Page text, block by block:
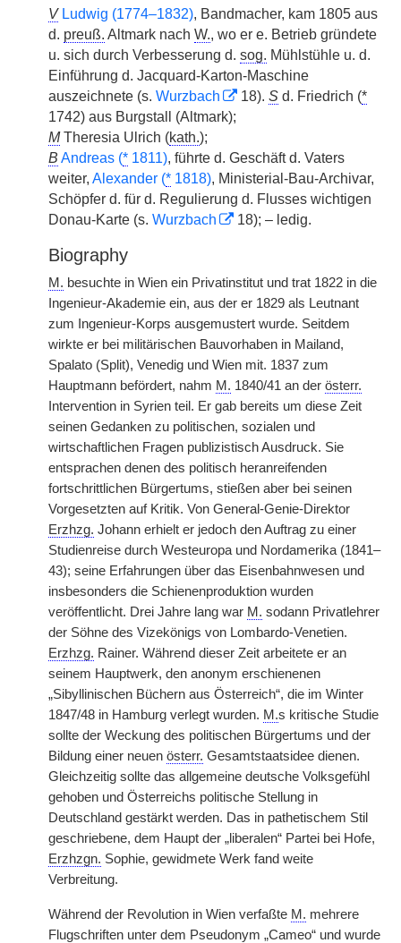
V Ludwig (1774–1832), Bandmacher, kam 1805 aus
d. preuß. Altmark nach W., wo er e. Betrieb gründete
u. sich durch Verbesserung d. sog. Mühlstühle u. d.
Einführung d. Jacquard-Karton-Maschine
auszeichnete (s. Wurzbach 18). S d. Friedrich (*
1742) aus Burgstall (Altmark);
MTheresia Ulrich (kath.);
B Andreas (* 1811), führte d. Geschäft d. Vaters
weiter, Alexander (* 1818), Ministerial-Bau-Archivar,
Schöpfer d. für d. Regulierung d. Flusses wichtigen
Donau-Karte (s. Wurzbach 18); – ledig.
Biography
M. besuchte in Wien ein Privatinstitut und trat 1822 in die
Ingenieur-Akademie ein, aus der er 1829 als Leutnant
zum Ingenieur-Korps ausgemustert wurde. Seitdem
wirkte er bei militärischen Bauvorhaben in Mailand,
Spalato (Split), Venedig und Wien mit. 1837 zum
Hauptmann befördert, nahm M. 1840/41 an der österr.
Intervention in Syrien teil. Er gab bereits um diese Zeit
seinen Gedanken zu politischen, sozialen und
wirtschaftlichen Fragen publizistisch Ausdruck. Sie
entsprachen denen des politisch heranreifenden
fortschrittlichen Bürgertums, stießen aber bei seinen
Vorgesetzten auf Kritik. Von General-Genie-Direktor
Erzhzg. Johann erhielt er jedoch den Auftrag zu einer
Studienreise durch Westeuropa und Nordamerika (1841–
43); seine Erfahrungen über das Eisenbahnwesen und
insbesonders die Schienenproduktion wurden
veröffentlicht. Drei Jahre lang war M. sodann Privatlehrer
der Söhne des Vizekönigs von Lombardo-Venetien.
Erzhzg. Rainer. Während dieser Zeit arbeitete er an
seinem Hauptwerk, den anonym erschienenen
„Sibyllinischen Büchern aus Österreich“, die im Winter
1847/48 in Hamburg verlegt wurden. M.s kritische Studie
sollte der Weckung des politischen Bürgertums und der
Bildung einer neuen österr. Gesamtstaatsidee dienen.
Gleichzeitig sollte das allgemeine deutsche Volksgefühl
gehoben und Österreichs politische Stellung in
Deutschland gestärkt werden. Das in pathetischem Stil
geschriebene, dem Haupt der „liberalen“ Partei bei Hofe,
Erzhzgn. Sophie, gewidmete Werk fand weite
Verbreitung.
Während der Revolution in Wien verfaßte M. mehrere
Flugschriften unter dem Pseudonym „Cameo“ und wurde